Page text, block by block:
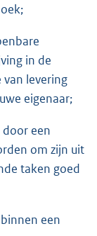
in de
van levering
eigenaar;
een
om zijn uit
taken goed
een